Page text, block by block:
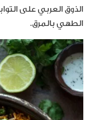
الذوق العربي على
الطهي بالمرق.